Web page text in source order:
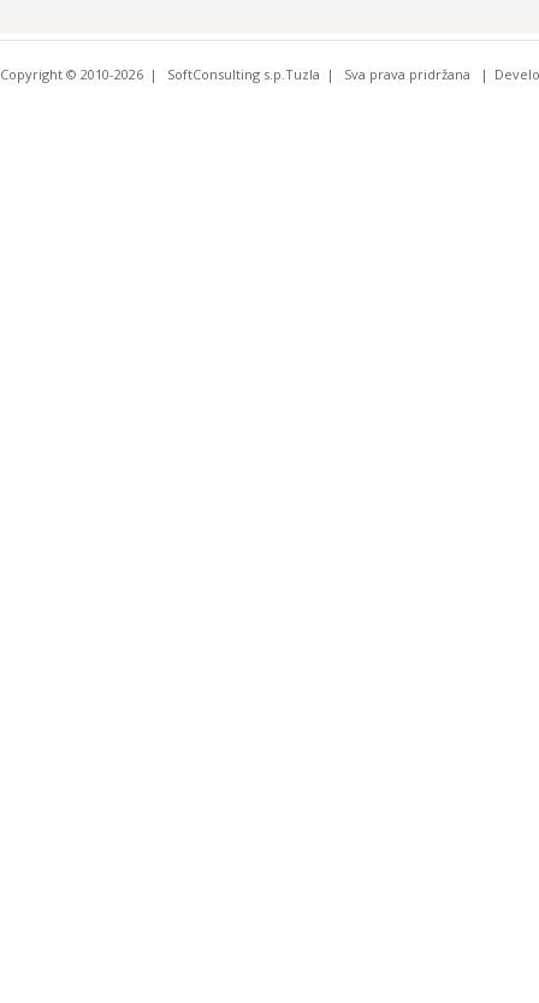
Copyright © 2010-2026 SoftConsulting s.p.Tuzla Sva prava pridržana